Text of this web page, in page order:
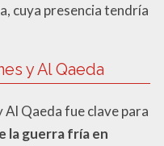
cuya presencia tendría
y Al Qaeda
Qaeda fue clave para
la guerra fría en